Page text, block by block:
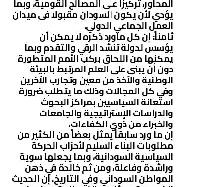
المحاور، تركيزاً على المصالح القومية، وبما
يؤدي لأن يكون السودان مقبولاً فى ميدان
العمل الجماعي الدولي.
ثامناً: إن كل ماورد ذكره لا يمكن أن
يؤسس لدولة تنشد الرقي والتقدم وبما
يمكنها من اللحاق بركب الأمم المتطورة
دون أن يبنى على العلم المرتبط بالبيئة
الوطنية والآخذ من معين وتجارب الآخرين
وفي كل المجالات وذلك ما يتطلب ضرورة
استعانة السياسيين بمراكز البحوث
والدراسات الإستراتيجية والجامعات
والخبراء من ذوي الكفاءات.
إن ما ورد سابقاً يمثل بعضاً من الكثير من
مطلوبات البناء السليم لأحزاب الحركة
السياسية السودانية، وبما يجعلها سوية
وراشدة وفاعلة، ومن ثم خالدة في ذهن
المواطن السوداني وفي التاريخ. إن الحديث